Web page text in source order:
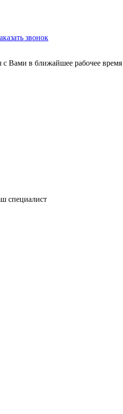
звонок
Вами в ближайшее рабочее
специалист